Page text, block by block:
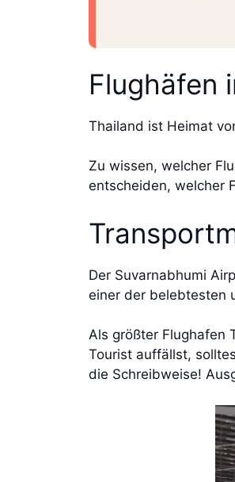
Flughäfen
Thailand ist Heimat
Zu wissen, welcher
entscheiden, welcher
Der Suvarnabhumi
einer der belebtesten
Als größter Flughafen
Tourist auffällst,
die Schreibweise!